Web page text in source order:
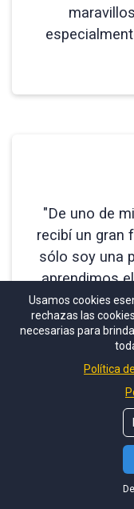
"De uno de
recibí un gran
sólo soy una
aprendimos
pudo
siempre
él, pero con
contacto,
terapia. Y
por eso. Y en
que
Usamos cookies
rechazas las
necesarias para
Política